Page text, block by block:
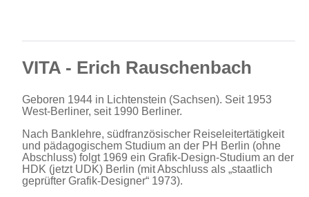
VITA - Erich Rauschenbach
Geboren 1944 in Lichtenstein (Sachsen). Seit 1953
West-Berliner, seit 1990 Berliner.
Nach Banklehre, südfranzösischer Reiseleitertätigkeit
und pädagogischem Studium an der PH Berlin (ohne
Abschluss) folgt 1969 ein Grafik-Design-Studium an der
HDK (jetzt UDK) Berlin (mit Abschluss als „staatlich
geprüfter Grafik-Designer“ 1973).